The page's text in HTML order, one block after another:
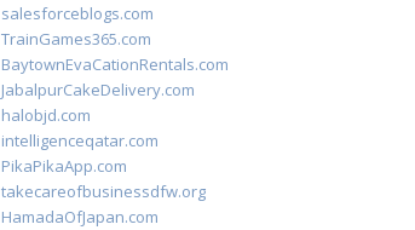
salesforceblogs.com
TrainGames365.com
BaytownEvaCationRentals.com
JabalpurCakeDelivery.com
halobjd.com
intelligenceqatar.com
PikaPikaApp.com
takecareofbusinessdfw.org
HamadaOfJapan.com